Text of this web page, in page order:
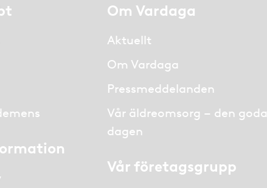
Om Vardaga
Aktuellt
Om Vardaga
Pressmeddelanden
Vår äldreomsorg – den goda
dagen
Vår företagsgrupp